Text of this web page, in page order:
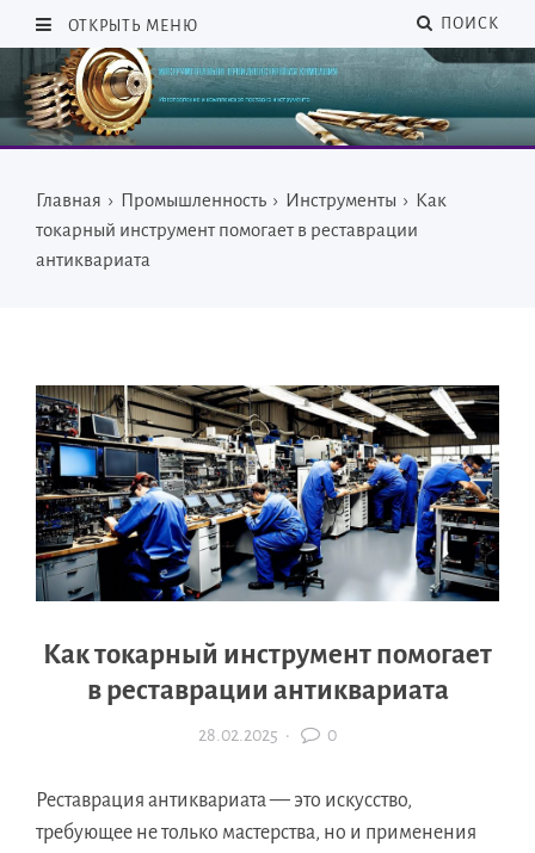
ОТКРЫТЬ МЕНЮ ПОИСК
Главная › Промышленность › Инструменты › Как
токарный инструмент помогает в реставрации
антиквариата
Как токарный инструмент помогает
в реставрации антиквариата
28.02.2025 · 0
Реставрация антиквариата — это искусство,
требующее не только мастерства, но и применения